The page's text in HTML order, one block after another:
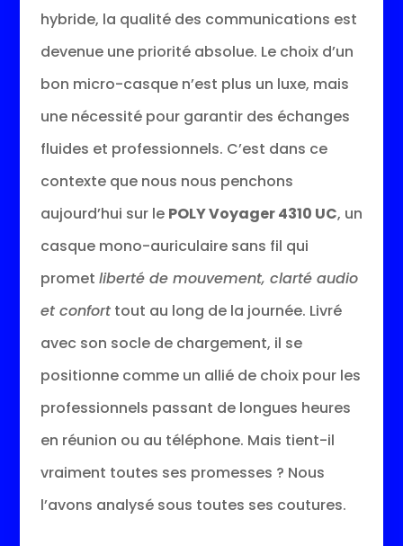
hybride, la qualité des communications est
devenue une priorité absolue. Le choix d’un
bon micro-casque n’est plus un luxe, mais
une nécessité pour garantir des échanges
fluides et professionnels. C’est dans ce
contexte que nous nous penchons
aujourd’hui sur le POLY Voyager 4310 UC, un
casque mono-auriculaire sans fil qui
promet liberté de mouvement, clarté audio
et conforttout au long de la journée. Livré
avec son socle de chargement, il se
positionne comme un allié de choix pour les
professionnels passant de longues heures
en réunion ou au téléphone. Mais tient-il
vraiment toutes ses promesses ? Nous
l’avons analysé sous toutes ses coutures.